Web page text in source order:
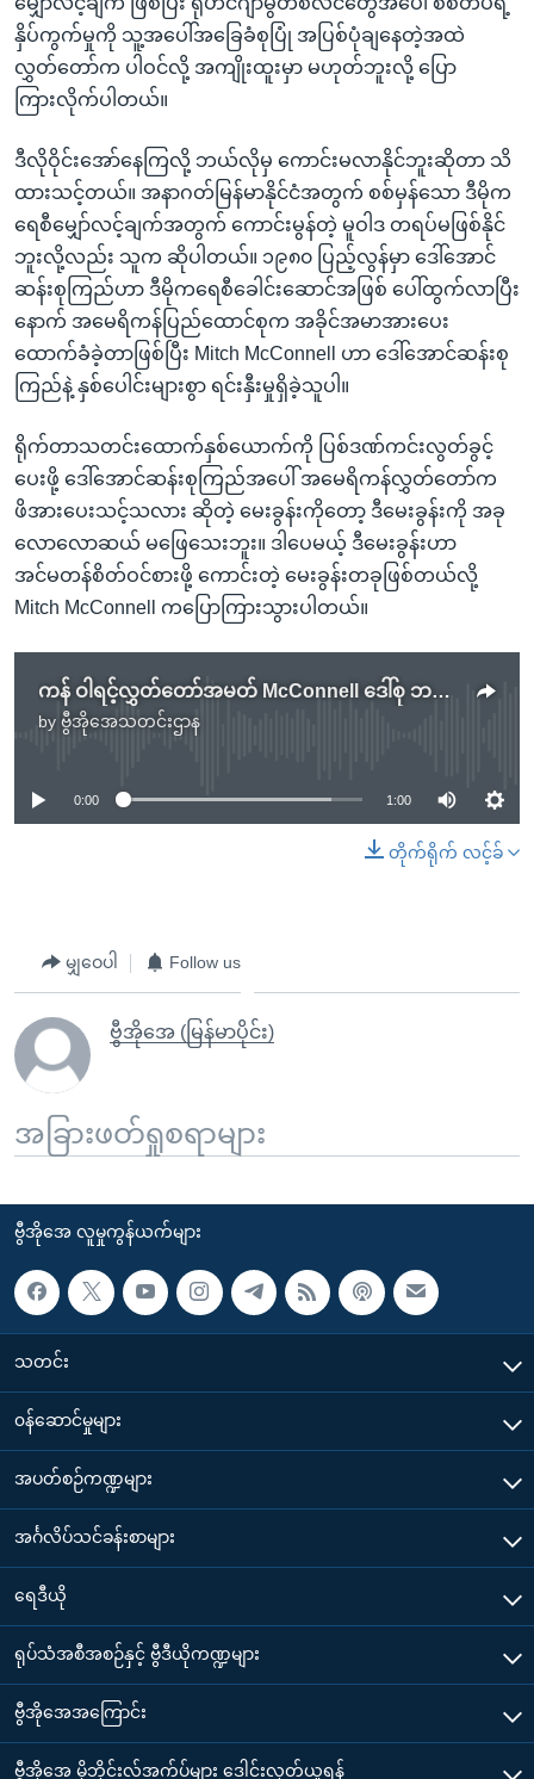
ရန်နှိပ်ကွက်မှုကို သူ့အပေါ်အခြေခံစုပြုံ အပြစ်ပုံချနေတဲ့အထဲ
လွှတ်တော်က ပါဝင်လို့ အကျိုးထူးမှာ မဟုတ်ဘူးလို့ ပြော
ကြားလိုက်ပါတယ်။
ဒီလိုဝိုင်းအော်နေကြလို့ ဘယ်လိုမှ ကောင်းမလာနိုင်ဘူးဆိုတာ သိ
ထားသင့်တယ်။ အနာဂတ်မြန်မာနိုင်ငံအတွက် စစ်မှန်သော ဒီမိုက
ရေစီမျှော်လင့်ချက်အတွက် ကောင်းမွန်တဲ့ မူဝါဒ တရပ်မဖြစ်နိုင်
ဘူးလို့လည်း သူက ဆိုပါတယ်။ ၁၉၈၀ ပြည့်လွန်မှာ ဒေါ်အောင်
ဆန်းစုကြည်ဟာ ဒီမိုကရေစီခေါင်းဆောင်အဖြစ် ပေါ်ထွက်လာပြီး
နောက် အမေရိကန်ပြည်ထောင်စုက အခိုင်အမာအားပေး
ထောက်ခံခဲ့တာဖြစ်ပြီး Mitch McConnell ဟာ ဒေါ်အောင်ဆန်းစု
ကြည်နဲ့ နှစ်ပေါင်းများစွာ ရင်းနှီးမှုရှိခဲ့သူပါ။
ရိုက်တာသတင်းထောက်နှစ်ယောက်ကို ပြစ်ဒဏ်ကင်းလွတ်ခွင့်
ပေးဖို့ ဒေါ်အောင်ဆန်းစုကြည်အပေါ် အမေရိကန်လွှတ်တော်က
ဖိအားပေးသင့်သလား ဆိုတဲ့ မေးခွန်းကိုတော့ ဒီမေးခွန်းကို အခု
လောလောဆယ် မဖြေသေးဘူး။ ဒါပေမယ့် ဒီမေးခွန်းဟာ
အင်မတန်စိတ်ဝင်စားဖို့ ကောင်းတဲ့ မေးခွန်းတခုဖြစ်တယ်လို့
Mitch McConnell ကပြောကြားသွားပါတယ်။
ကန် ဝါရင့်လွှတ်တော်အမတ် McConnell ဒေါ်စု ဘက်ကရပ်တည်
by ဗွီအိုအေသတင်းဌာန
No media source currently available
0:00 1:00
တိုက်ရိုက် လင့်ခ်
မျှဝေပါ Follow us
ဗွီအိုအေ (မြန်မာပိုင်း)
အခြားဖတ်ရှုစရာများ
ဗွီအိုအေ လူမှုကွန်ယက်များ
သတင်း
၀န်ဆောင်မှုများ
အပတ်စဉ်ကဏ္ဍများ
အင်္ဂလိပ်သင်ခန်းစာများ
ရေဒီယို
ရုပ်သံအစီအစဉ်နှင့် ဗွီဒီယိုကဏ္ဍများ
ဗွီအိုအေအကြောင်း
ဗွီအိုအေ မိုဘိုင်းလ်အက်ပ်များ ဒေါင်းလုတ်ယူရန်